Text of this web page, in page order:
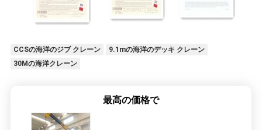
CCSの海洋のジブ クレーン
9.1mの海洋のデッキ クレーン
30Mの海洋クレーン
最高の価格で